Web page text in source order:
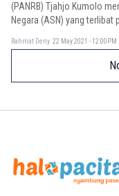
(PANRB) Tjahjo Kumolo
Negara (ASN) yang terlibat
Rahmat Deny 22 May 2021 - 12:00PM